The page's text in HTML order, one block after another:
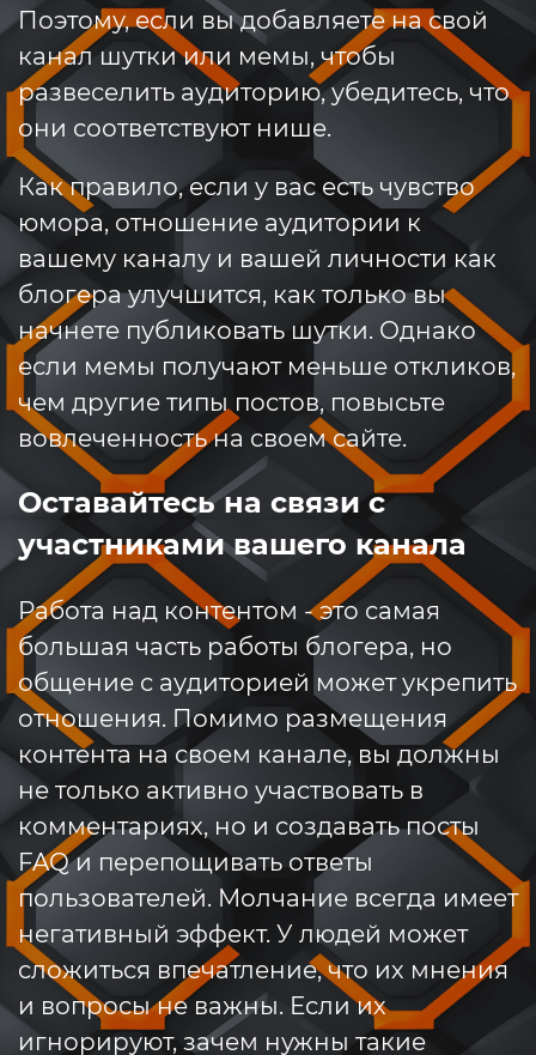
Поэтому, если вы добавляете на свой
канал шутки или мемы, чтобы
развеселить аудиторию, убедитесь, что
они соответствуют нише.
Как правило, если у вас есть чувство
юмора, отношение аудитории к
вашему каналу и вашей личности как
блогера улучшится, как только вы
начнете публиковать шутки. Однако
если мемы получают меньше откликов,
чем другие типы постов, повысьте
вовлеченность на своем сайте.
Оставайтесь на связи с
участниками вашего канала
Работа над контентом - это самая
большая часть работы блогера, но
общение с аудиторией может укрепить
отношения. Помимо размещения
контента на своем канале, вы должны
не только активно участвовать в
комментариях, но и создавать посты
FAQ и перепощивать ответы
пользователей. Молчание всегда имеет
негативный эффект. У людей может
сложиться впечатление, что их мнения
и вопросы не важны. Если их
игнорируют, зачем нужны такие